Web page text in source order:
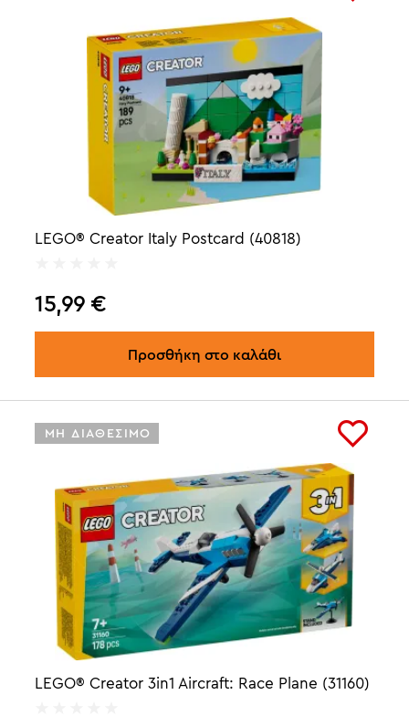
LEGO® Creator Italy Postcard (40818)
15,99 €
Προσθήκη στο καλάθι
ΜΗ ΔΙΑΘΕΣΙΜΟ
LEGO® Creator 3in1 Aircraft: Race Plane (31160)